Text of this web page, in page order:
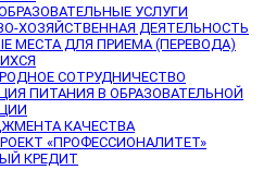
УСЛУГИ
ХОЗЯЙСТВЕННАЯ ДЕЯТЕЛЬНОСТЬ
МЕСТА ДЛЯ ПРИЕМА (ПЕРЕВОДА)
СОТРУДНИЧЕСТВО
ПИТАНИЯ В ОБРАЗОВАТЕЛЬНОЙ
КАЧЕСТВА
«ПРОФЕССИОНАЛИТЕТ»
КРЕДИТ